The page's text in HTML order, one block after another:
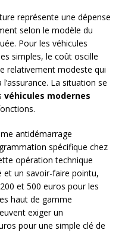
représente une dépense
selon le modèle du
Pour les véhicules
simples, le coût oscille
relativement modeste qui
La situation se
véhicules modernes
antidémarrage
spécifique chez
opération technique
et un savoir-faire pointu,
et 500 euros pour les
haut de gamme
exiger un
pour une simple clé de